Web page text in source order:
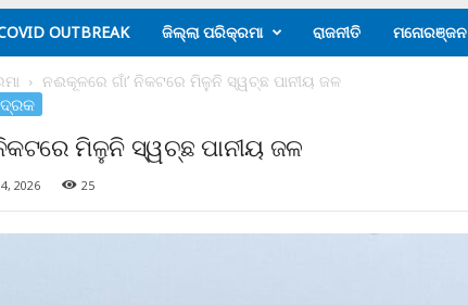
OUTBREAK ଜିଲ୍ଲା ପରିକ୍ରମା ରାଜନୀତି ମନୋରଞ୍ଜନ
ନଈକୂଳରେ ଗାଁ’ ନିକଟରେ ମିଳୁନି ସ୍ୱଚ୍ଛ ପାନୀୟ ଜଳ
ମିଳୁନି ସ୍ୱଚ୍ଛ ପାନୀୟ ଜଳ
2026 25